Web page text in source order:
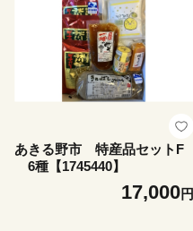
あきる野市 特産品セットF
6種【1745440】
17,000円